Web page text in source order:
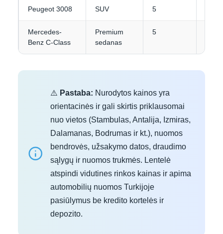
Peugeot 3008 SUV 5
Mercedes-
Benz C-Class
Premium
sedanas
5
⚠️ Pastaba: Nurodytos kainos yra
orientacinės ir gali skirtis priklausomai
nuo vietos (Stambulas, Antalija, Izmiras,
Dalamanas, Bodrumas ir kt.), nuomos
bendrovės, užsakymo datos, draudimo
sąlygų ir nuomos trukmės. Lentelė
atspindi vidutines rinkos kainas ir apima
automobilių nuomos Turkijoje
pasiūlymus be kredito kortelės ir
depozito.